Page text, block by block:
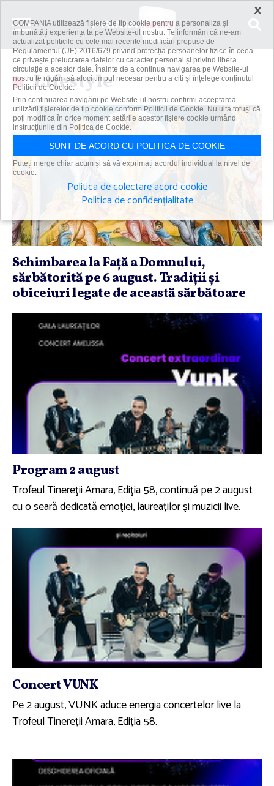
Lifestyle
Schimbarea la Faţă a Domnului,
sărbătorită pe 6 august. Tradiţii şi
obiceiuri legate de această sărbătoare
Program 2 august
Trofeul Tinereţii Amara, Ediţia 58, continuă pe 2 august
cu o seară dedicată emoţiei, laureaţilor şi muzicii live.
Concert VUNK
Pe 2 august, VUNK aduce energia concertelor live la
Trofeul Tinereţii Amara, Ediţia 58.
×
COMPANIA utilizează fişiere de tip cookie pentru a personaliza și
îmbunătăți experiența ta pe Website-ul nostru. Te informăm că ne-am
actualizat politicile cu cele mai recente modificări propuse de
Regulamentul (UE) 2016/679 privind protecția persoanelor fizice în ceea
ce privește prelucrarea datelor cu caracter personal și privind libera
circulație a acestor date. Înainte de a continua navigarea pe Website-ul
nostru te rugăm să aloci timpul necesar pentru a citi și înțelege conținutul
Politicii de Cookie.
Prin continuarea navigării pe Website-ul nostru confirmi acceptarea
utilizării fişierelor de tip cookie conform Politicii de Cookie. Nu uita totuși că
poți modifica în orice moment setările acestor fişiere cookie urmând
instrucțiunile din Politica de Cookie.
SUNT DE ACORD CU POLITICA DE COOKIE
Puteți merge chiar acum și să vă exprimați acordul individual la nivel de
cookie:
Politica de colectare acord cookie
Politica de confidențialitate